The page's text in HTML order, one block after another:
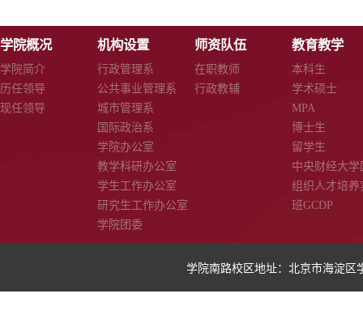
学院概况
学院简介
历任领导
现任领导
机构设置
行政管理系
公共事业管理系
城市管理系
国际政治系
学院办公室
教学科研办公室
学生工作办公室
研究生工作办公室
学院团委
师资队伍
在职教师
行政教辅
教育教学
本科生
学术硕士
MPA
博士生
留学生
中央财经大学
组织人才培养
班GCDP
学院南路校区地址：北京市海淀区